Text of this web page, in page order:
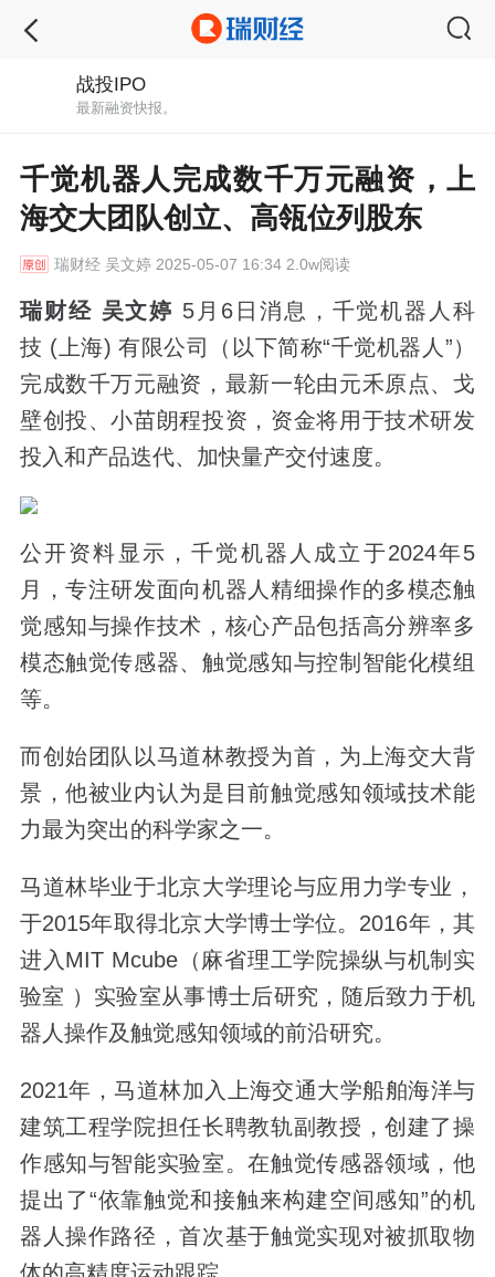
战投IPO
最新融资快报。
千觉机器人完成数千万元融资，上
海交大团队创立、高瓴位列股东
瑞财经吴文婷 2025-05-07 16:34 2.0w阅读
瑞财经 吴文婷 5月6日消息，千觉机器人科
技 (上海) 有限公司（以下简称“千觉机器人”）
完成数千万元融资，最新一轮由元禾原点、戈
壁创投、小苗朗程投资，资金将用于技术研发
投入和产品迭代、加快量产交付速度。
公开资料显示，千觉机器人成立于2024年5
月，专注研发面向机器人精细操作的多模态触
觉感知与操作技术，核心产品包括高分辨率多
模态触觉传感器、触觉感知与控制智能化模组
等。
而创始团队以马道林教授为首，为上海交大背
景，他被业内认为是目前触觉感知领域技术能
力最为突出的科学家之一。
马道林毕业于北京大学理论与应用力学专业，
于2015年取得北京大学博士学位。2016年，其
进入MIT Mcube（麻省理工学院操纵与机制实
验室 ）实验室从事博士后研究，随后致力于机
器人操作及触觉感知领域的前沿研究。
2021年，马道林加入上海交通大学船舶海洋与
建筑工程学院担任长聘教轨副教授，创建了操
作感知与智能实验室。在触觉传感器领域，他
提出了“依靠触觉和接触来构建空间感知”的机
器人操作路径，首次基于触觉实现对被抓取物